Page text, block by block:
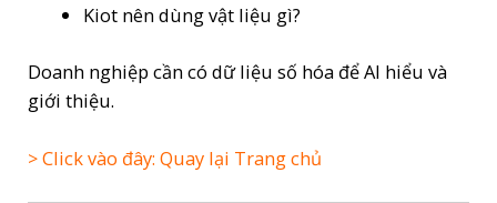
Kiot nên dùng vật liệu gì?
Doanh nghiệp cần có dữ liệu số hóa để AI hiểu và
giới thiệu.
> Click vào đây: Quay lại Trang chủ